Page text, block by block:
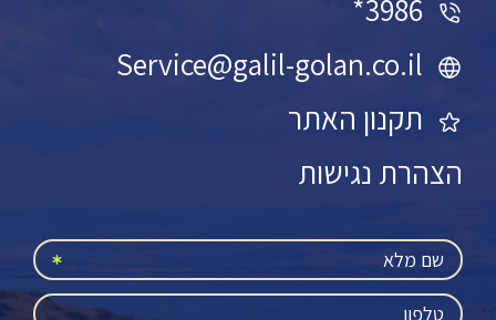
Service@galil-golan.co.il
תקנון האתר
הצהרת נגישות